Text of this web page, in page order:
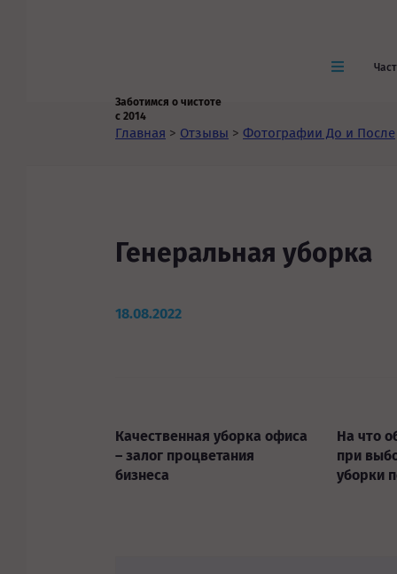
Заботимся о чистоте
с 2014
Главная > Отзывы > Фотографии До и После
Генеральная уборка
18.08.2022
Качественная уборка офиса
– залог процветания
бизнеса
На что
при
уборки